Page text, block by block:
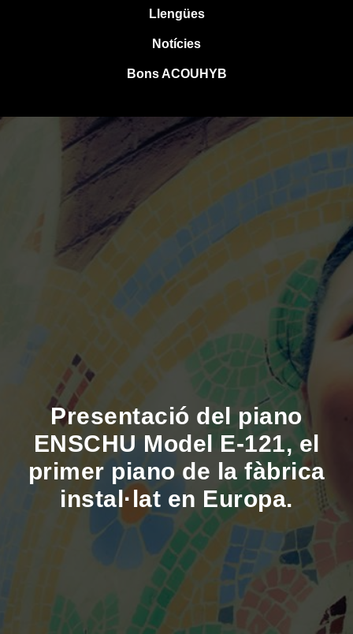
Llengües
Notícies
Bons ACOUHYB
Presentació del piano
ENSCHU Model E-121, el
primer piano de la fàbrica
instal·lat en Europa.